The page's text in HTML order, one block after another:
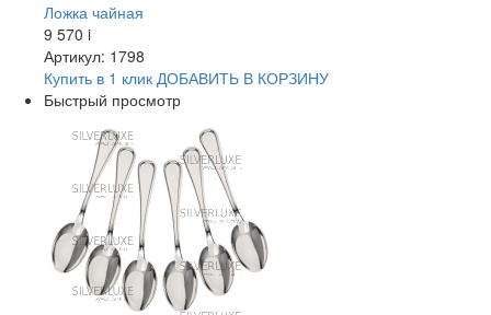
Ложка чайная
9 570 i
Артикул: 1798
Купить в 1 клик ДОБАВИТЬ В КОРЗИНУ
Быстрый просмотр